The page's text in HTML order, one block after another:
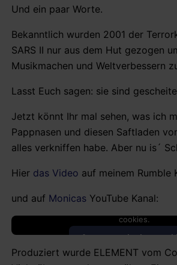
Und ein paar Worte.
Bekanntlich wurden 2001 der
SARS II nur aus dem Hut gezogen
Musikmachen und Weltverbessern
Lasst Euch sagen: sie sind
Jetzt könnt Ihr mal sehen, was ich
Pappnasen und diesen Saftladen
alles verkniffen habe. Aber nu is´
Hier das Video auf meinem Rumble
und auf Monicas YouTube Kanal:
cookies.
Accept marketing
Produziert wurde ELEMENT vom